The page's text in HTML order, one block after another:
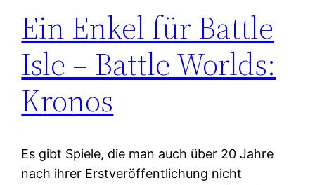
Ein Enkel für Battle
Isle – Battle Worlds:
Kronos
Es gibt Spiele, die man auch über 20 Jahre
nach ihrer Erstveröffentlichung nicht